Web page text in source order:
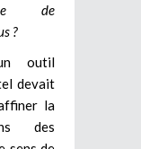
de
?
outil
devait
la
des